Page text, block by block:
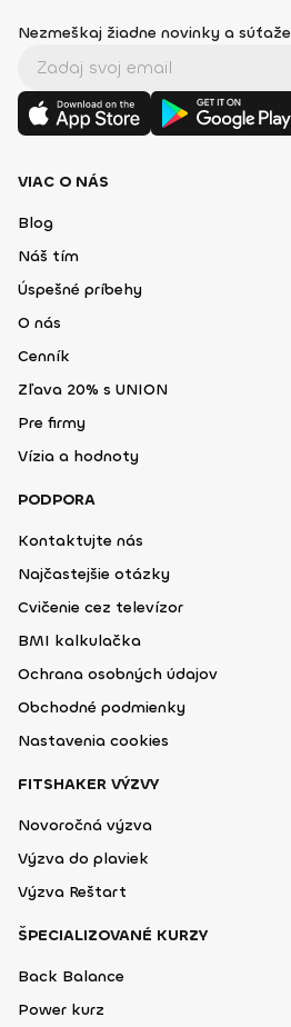
Nezmeškaj žiadne novinky a súťaže
VIAC O NÁS
Blog
Náš tím
Úspešné príbehy
O nás
Cenník
Zľava 20% s UNION
Pre firmy
Vízia a hodnoty
PODPORA
Kontaktujte nás
Najčastejšie otázky
Cvičenie cez televízor
BMI kalkulačka
Ochrana osobných údajov
Obchodné podmienky
Nastavenia cookies
FITSHAKER VÝZVY
Novoročná výzva
Výzva do plaviek
Výzva Reštart
ŠPECIALIZOVANÉ KURZY
Back Balance
Power kurz